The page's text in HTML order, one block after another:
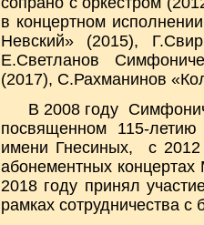
в концертном
Невский» (2015),
Е.Светланов
(2017), С.Рахманинов
В 2008 году
посвященном 115-летию
имени Гнесиных, с
абонементных
2018 году принял
рамках сотрудничества